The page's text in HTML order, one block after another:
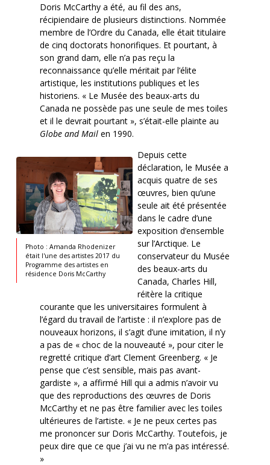
Doris McCarthy a été, au fil des ans,
récipiendaire de plusieurs distinctions. Nommée
membre de l’Ordre du Canada, elle était titulaire
de cinq doctorats honorifiques. Et pourtant, à
son grand dam, elle n’a pas reçu la
reconnaissance qu’elle méritait par l’élite
artistique, les institutions publiques et les
historiens. « Le Musée des beaux-arts du
Canada ne possède pas une seule de mes toiles
et il le devrait pourtant », s’était-elle plainte au
Globe and Mail en 1990.
Photo : Amanda Rhodenizer
était l'une des artistes 2017 du
Programme des artistes en
résidence Doris McCarthy
Depuis cette
déclaration, le Musée a
acquis quatre de ses
œuvres, bien qu’une
seule ait été présentée
dans le cadre d’une
exposition d’ensemble
sur l’Arctique. Le
conservateur du Musée
des beaux-arts du
Canada, Charles Hill,
réitère la critique
courante que les universitaires formulent à
l’égard du travail de l’artiste : il n’explore pas de
nouveaux horizons, il s’agit d’une imitation, il n’y
a pas de « choc de la nouveauté », pour citer le
regretté critique d’art Clement Greenberg. « Je
pense que c’est sensible, mais pas avant-
gardiste », a affirmé Hill qui a admis n’avoir vu
que des reproductions des œuvres de Doris
McCarthy et ne pas être familier avec les toiles
ultérieures de l’artiste. « Je ne peux certes pas
me prononcer sur Doris McCarthy. Toutefois, je
peux dire que ce que j’ai vu ne m’a pas intéressé.
»